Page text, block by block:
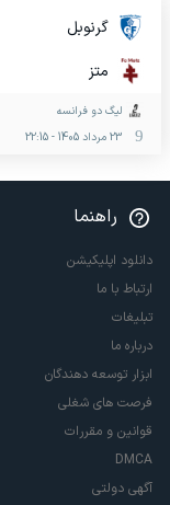
گرنوبل
متز
لیگ دو فرانسه
23 مرداد 1405
-
22:15
راهنما
دانلود اپلیکیشن
ارتباط با ما
تبلیغات
درباره ما
ابزار توسعه دهندگان
فرصت های شغلی
قوانین و مقررات
DMCA
آگهی دولتی